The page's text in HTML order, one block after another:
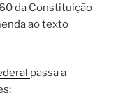
da Constituição
ao texto
passa a